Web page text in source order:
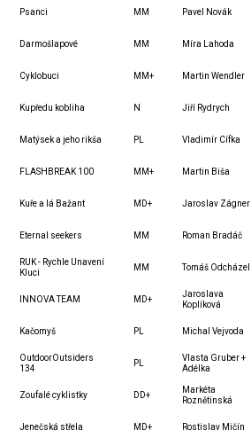
Psanci MM Pavel Novák
Darmošlapové MM Míra Lahoda
Cyklobuci MM+ Martin Wendler
Kupředu kobliha N Jiří Rydrych
Matýsek a jeho rikša PL Vladimír Cífka
FLASHBREAK 100 MM+ Martin Biša
Kuře a lá Bažant MD+ Jaroslav Zágner
Eternal seekers MM Roman Bradáč
RUK - Rychle Unavení
Kluci
MM Tomáš Odcházel
INNOVA TEAM MD+
Jaroslava
Koplíková
Kačomyš PL Michal Vejvoda
OutdoorOutsiders
134
PL
Vlasta Gruber +
Adélka
Zoufalé cyklistky DD+
Markéta
Roznětinská
Jenečská střela MD+ Rostislav Mičín